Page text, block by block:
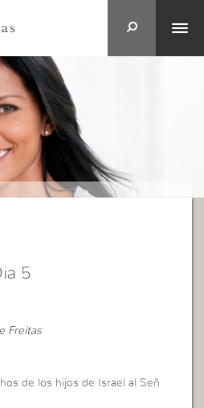
5
Freitas
de los hijos de Israel al Señ